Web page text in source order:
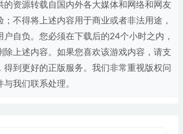
的资源转载自国内外各大媒体和网络和网友
不得将上述内容用于商业或者非法用途，
户自负。您必须在下载后的24个小时之内，
除上述内容。如果您喜欢该游戏内容，请支
得到更好的正版服务。我们非常重视版权问
我们联系处理。